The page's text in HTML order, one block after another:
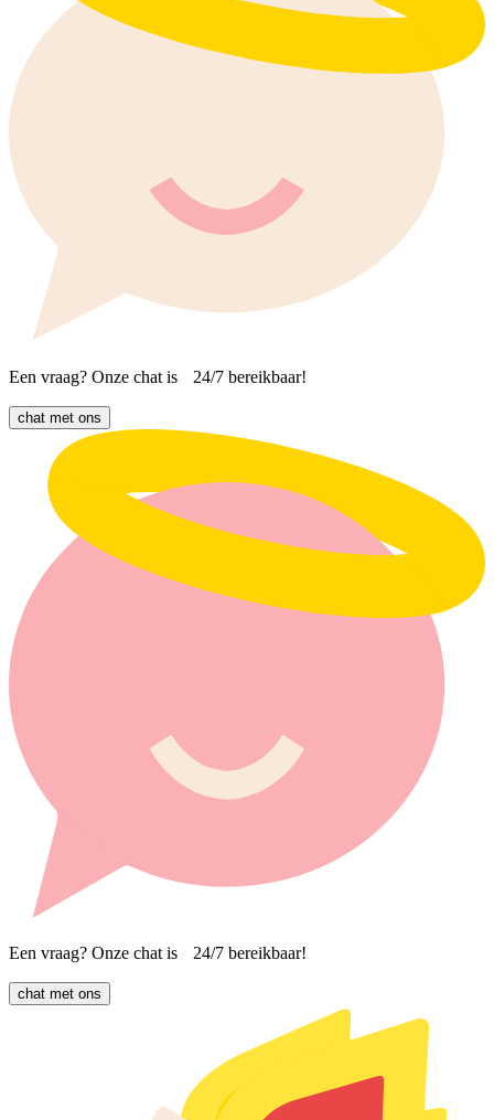
Een vraag? Onze chat is 24/7 bereikbaar!
chat met ons
Een vraag? Onze chat is 24/7 bereikbaar!
chat met ons